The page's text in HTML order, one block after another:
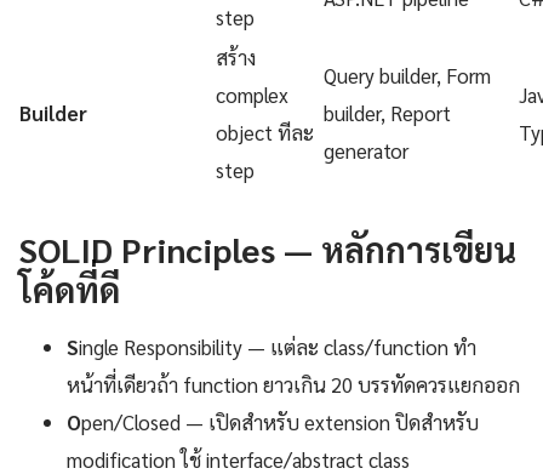
step
Builder
สร้าง
complex
object ทีละ
step
Query builder, Form
builder, Report
generator
SOLID Principles — หลักการเขียน
โค้ดที่ดี
Single Responsibility — แต่ละ class/function ทำ
หน้าที่เดียวถ้า function ยาวเกิน 20 บรรทัดควรแยกออก
Open/Closed — เปิดสำหรับ extension ปิดสำหรับ
modification ใช้ interface/abstract class